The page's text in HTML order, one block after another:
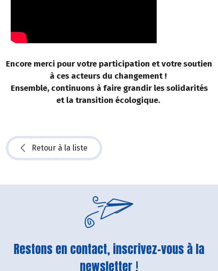
Encore merci pour votre participation et votre soutien
à ces acteurs du changement !
Ensemble, continuons à faire grandir les solidarités
et la transition écologique.
Retour à la liste
Restons en contact, inscrivez-vous à la
newsletter !